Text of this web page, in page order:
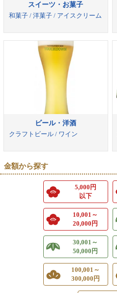
スイーツ・お菓子
和菓子 / 洋菓子 / アイスクリーム
ビール・洋酒
クラフトビール / ワイン
金額から探す
5,000円
以下
10,001～
20,000円
30,001～
50,000円
100,001～
300,000円